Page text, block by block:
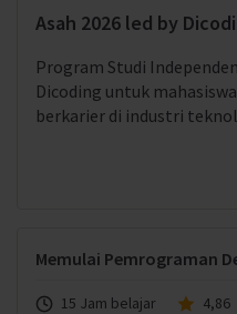
Asah 2026 led by
Program Studi
Dicoding untuk
berkarier di industri
Memulai Pemrograman
15 Jam belajar 4,86